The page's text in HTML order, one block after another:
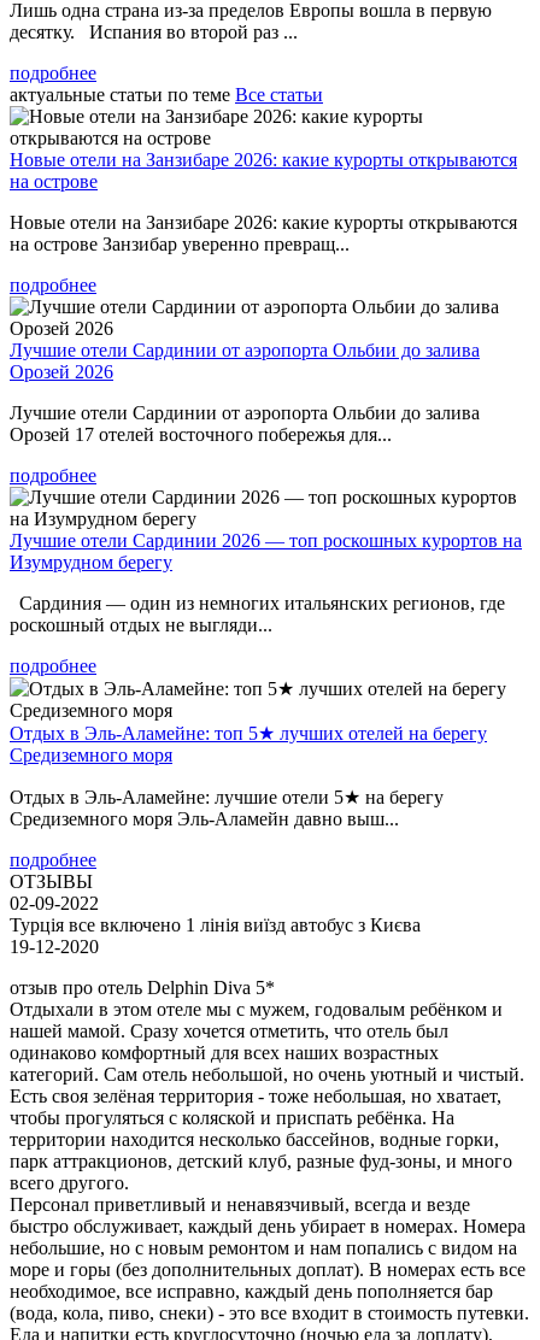
Лишь одна страна из-за пределов Европы вошла в первую
десятку. Испания во второй раз ...
подробнее
актуальные статьи по теме Все статьи
Новые отели на Занзибаре 2026: какие курорты открываются
на острове
Новые отели на Занзибаре 2026: какие курорты открываются
на острове Занзибар уверенно превращ...
подробнее
Лучшие отели Сардинии от аэропорта Ольбии до залива
Орозей 2026
Лучшие отели Сардинии от аэропорта Ольбии до залива
Орозей 17 отелей восточного побережья для...
подробнее
Лучшие отели Сардинии 2026 — топ роскошных курортов на
Изумрудном берегу
Сардиния — один из немногих итальянских регионов, где
роскошный отдых не выгляди...
подробнее
Отдых в Эль-Аламейне: топ 5★ лучших отелей на берегу
Средиземного моря
Отдых в Эль-Аламейне: лучшие отели 5★ на берегу
Средиземного моря Эль-Аламейн давно выш...
подробнее
ОТЗЫВЫ
02-09-2022
Турція все включено 1 лінія виїзд автобус з Києва
19-12-2020
отзыв про отель Delphin Diva 5*
Отдыхали в этом отеле мы с мужем, годовалым ребёнком и
нашей мамой. Сразу хочется отметить, что отель был
одинаково комфортный для всех наших возрастных
категорий. Сам отель небольшой, но очень уютный и чистый.
Есть своя зелёная территория - тоже небольшая, но хватает,
чтобы прогуляться с коляской и приспать ребёнка. На
территории находится несколько бассейнов, водные горки,
парк аттракционов, детский клуб, разные фуд-зоны, и много
всего другого.
Персонал приветливый и ненавязчивый, всегда и везде
быстро обслуживает, каждый день убирает в номерах. Номера
небольшие, но с новым ремонтом и нам попались с видом на
море и горы (без дополнительных доплат). В номерах есть все
необходимое, все исправно, каждый день пополняется бар
(вода, кола, пиво, снеки) - это все входит в стоимость путевки.
Еда и напитки есть круглосуточно (ночью еда за доплату),